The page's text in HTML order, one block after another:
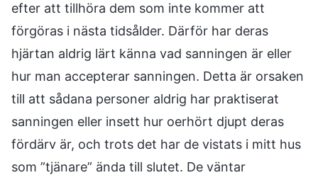
efter att tillhöra dem som inte kommer att
förgöras i nästa tidsålder. Därför har deras
hjärtan aldrig lärt känna vad sanningen är eller
hur man accepterar sanningen. Detta är orsaken
till att sådana personer aldrig har praktiserat
sanningen eller insett hur oerhört djupt deras
fördärv är, och trots det har de vistats i mitt hus
som ”tjänare” ända till slutet. De väntar